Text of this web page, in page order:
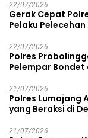
22/07/2026
Gerak Cepat
Pelaku
22/07/2026
Polres
Pelempar
21/07/2026
Polres Lumajang
yang Beraksi di
21/07/2026